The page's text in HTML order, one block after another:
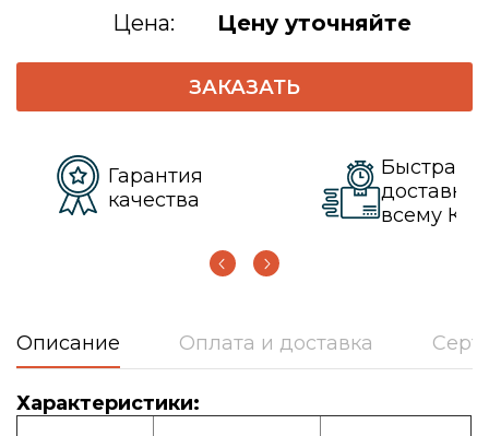
Цена: Цену уточняйте
ЗАКАЗАТЬ
Гарантия
качества
Быстрая
доставка
всему КЗ
Описание Оплата и доставка
Характеристики: